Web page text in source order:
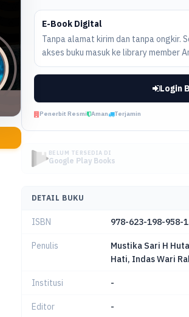
E-Book Digital
Tanpa alamat kirim dan tanpa ongkir.
akses buku masuk ke library member
Login
Penerbit Resmi Aman Terjamin
BELUM TERSEDIA DI
Google Play Books
DETAIL BUKU
ISBN 978-623-198-958-1
Penulis
Mustika Sari H
Hati, Indas Wari
Institusi -
Editor -